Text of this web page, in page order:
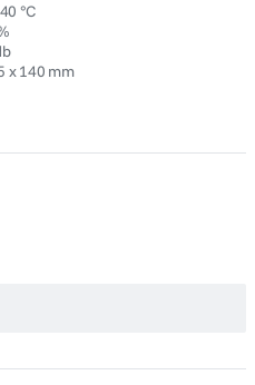
°C
x 140 mm